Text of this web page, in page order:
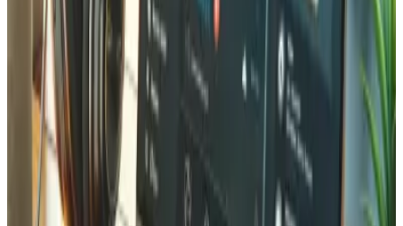
Gérez-vous les stocks multi-entrepôts ?